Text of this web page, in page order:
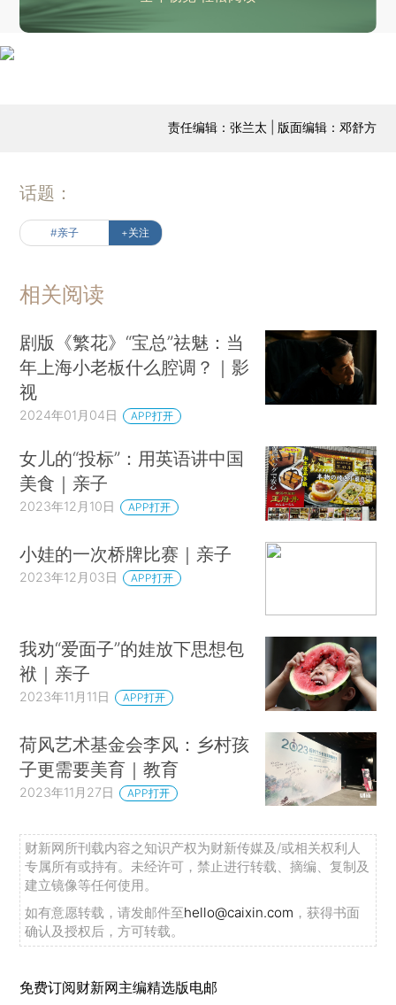
责任编辑：张兰太 | 版面编辑：邓舒方
话题：
#亲子 +关注
相关阅读
剧版《繁花》“宝总”祛魅：当
年上海小老板什么腔调？｜影
视
2024年01月04日 APP打开
女儿的“投标”：用英语讲中国
美食｜亲子
2023年12月10日 APP打开
小娃的一次桥牌比赛｜亲子
2023年12月03日 APP打开
我劝“爱面子”的娃放下思想包
袱｜亲子
2023年11月11日 APP打开
荷风艺术基金会李风：乡村孩
子更需要美育｜教育
2023年11月27日 APP打开
财新网所刊载内容之知识产权为财新传媒及/或相关权利人
专属所有或持有。未经许可，禁止进行转载、摘编、复制及
建立镜像等任何使用。
如有意愿转载，请发邮件至hello@caixin.com ，获得书面
确认及授权后，方可转载。
免费订阅财新网主编精选版电邮